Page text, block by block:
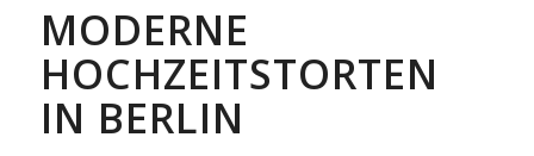
MODERNE
HOCHZEITSTORTEN
IN BERLIN